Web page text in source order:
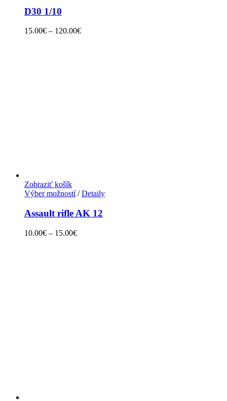
D30 1/10
15.00€ – 120.00€
Zobraziť košík
Výber možností/ Detaily
Assault rifle AK 12
10.00€ – 15.00€